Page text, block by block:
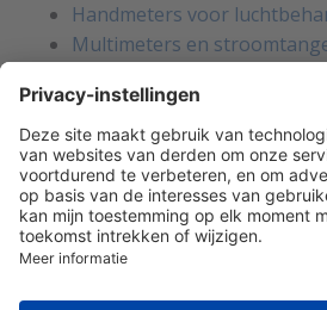
Handmeters voor
Multimeters en
Apparatentesters voor NEN-
Handmeters voor
Inregelinstrumenten voor
Gaslekzoekers
Persoonlijke bescherming
Warmtebeeldcamera's